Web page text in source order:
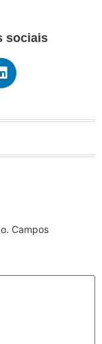
sociais
Campos